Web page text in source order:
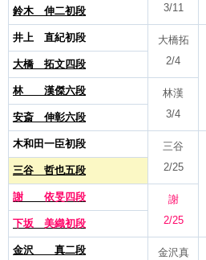
3/11
鈴木 伸二初段
井上 直紀初段
大橋拓
2/4
大橋 拓文四段
林 漢傑六段
林漢
3/4
安斎 伸彰六段
木和田一臣初段
三谷
2/25
三谷 哲也五段
謝 依旻四段
謝
2/25
下坂 美織初段
金沢 真二段
金沢真